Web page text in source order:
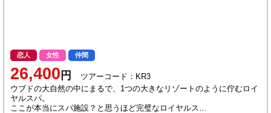
恋人 女性 仲間
26,400 円
ツアーコード：KR3
ウブドの大自然の中にまるで、1つの大きなリゾートのように佇むロイ
ヤルスパ。
ここが本当にスパ施設？と思うほど完璧なロイヤルス…